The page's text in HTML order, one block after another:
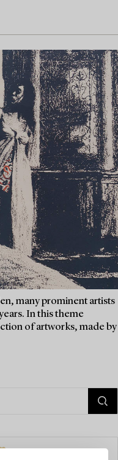
many prominent artists
In this theme
of artworks, made by